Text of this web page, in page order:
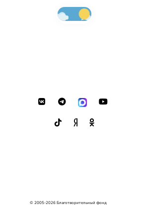
© 2005-2026 Благотворительный фонд